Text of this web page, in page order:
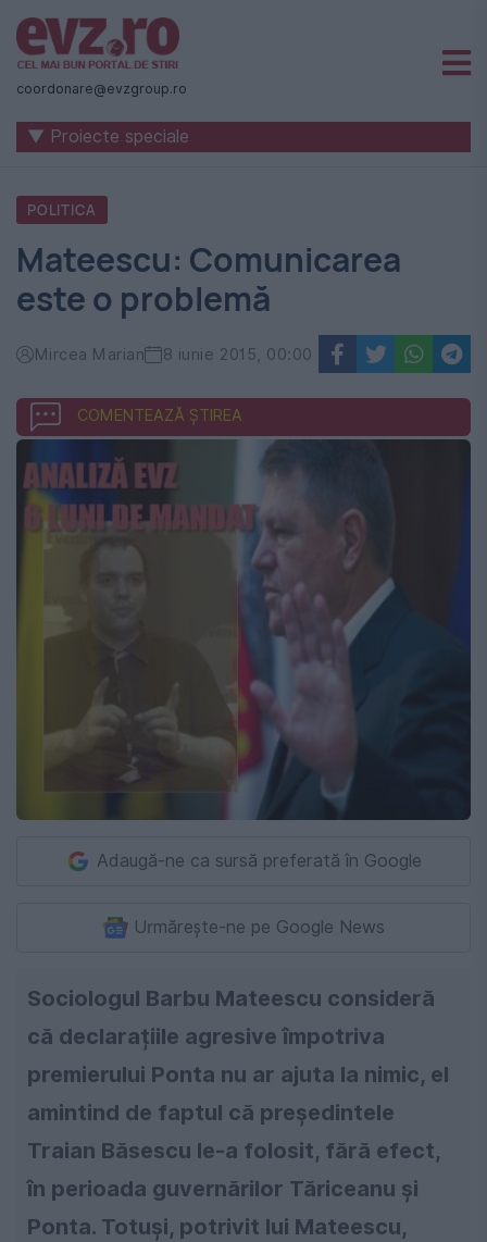
Știri
naționale
internaționale
România
-
Evenimentul
Zilei
coordonare@evzgroup.ro
▼ Proiecte speciale
POLITICA
Mateescu: Comunicarea
este o problemă
Mircea Marian 8 iunie 2015, 00:00
COMENTEAZĂ ȘTIREA
Adaugă-ne ca sursă preferată în Google
Urmărește-ne pe Google News
Sociologul Barbu Mateescu consideră
că declarațiile agresive împotriva
premierului Ponta nu ar ajuta la nimic, el
amintind de faptul că președintele
Traian Băsescu le-a folosit, fără efect,
în perioada guvernărilor Tăriceanu și
Ponta. Totuși, potrivit lui Mateescu,